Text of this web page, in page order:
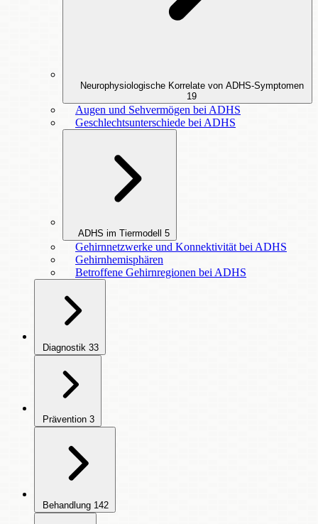
Neurophysiologische Korrelate von ADHS-Symptomen
19
Augen und Sehvermögen bei ADHS
Geschlechtsunterschiede bei ADHS
ADHS im Tiermodell 5
Gehirnnetzwerke und Konnektivität bei ADHS
Gehirnhemisphären
Betroffene Gehirnregionen bei ADHS
Diagnostik 33
Prävention 3
Behandlung 142